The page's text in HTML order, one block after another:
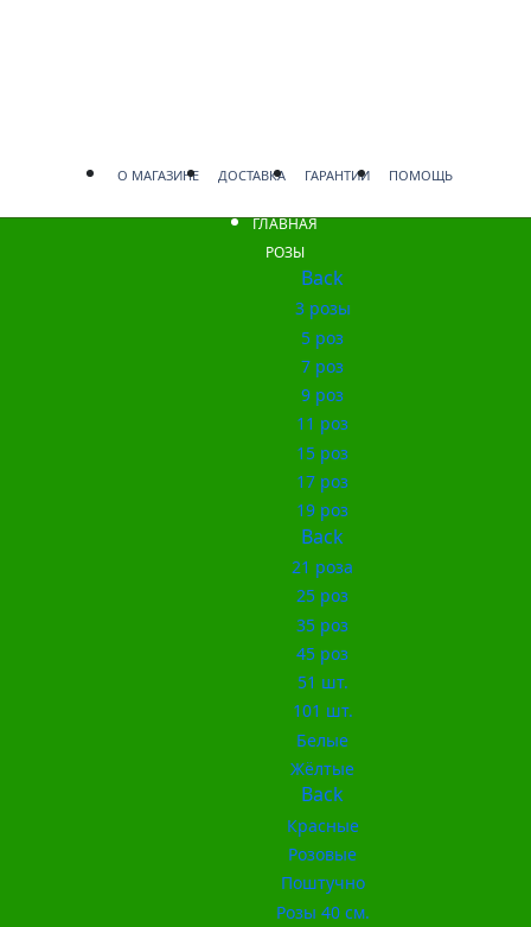
О МАГАЗИНЕ ДОСТАВКА ГАРАНТИИ ПОМОЩЬ
ГЛАВНАЯ
РОЗЫ
Back
3 розы
5 роз
7 роз
9 роз
11 роз
15 роз
17 роз
19 роз
Back
21 роза
25 роз
35 роз
45 роз
51 шт.
101 шт.
Белые
Жёлтые
Back
Красные
Розовые
Поштучно
Розы 40 см.